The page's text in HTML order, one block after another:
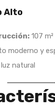
Alto
107 m²
moderno y
natural